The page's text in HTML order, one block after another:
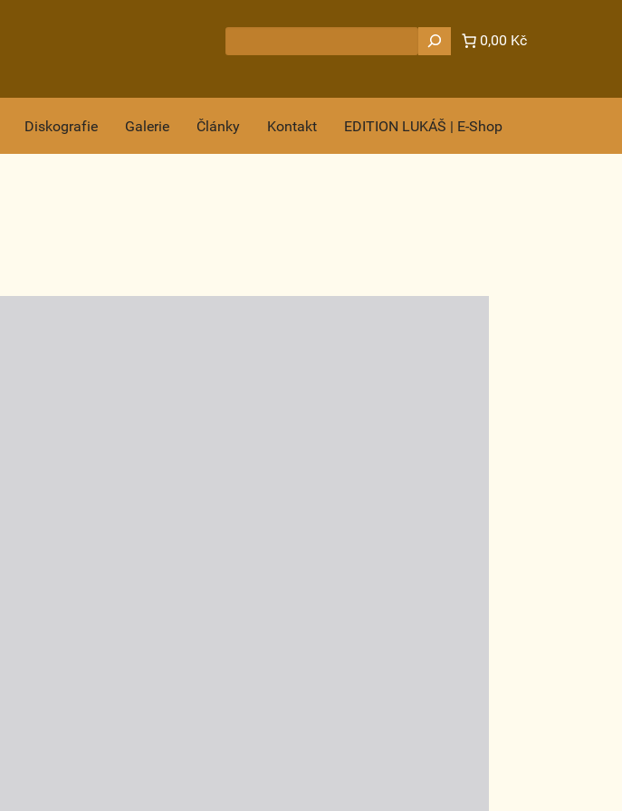
0,00 Kč
Diskografie Galerie Články Kontakt EDITION LUKÁŠ | E-Shop